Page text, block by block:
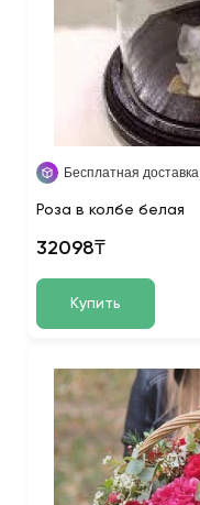
Бесплатная доставка
Роза в колбе белая
32098₸
Купить